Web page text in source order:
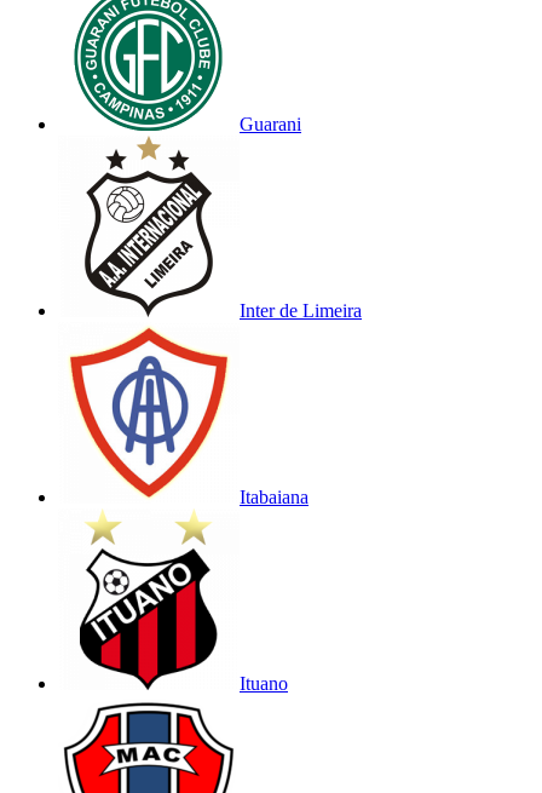
Guarani
Inter de Limeira
Itabaiana
Ituano